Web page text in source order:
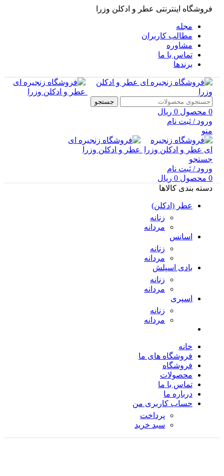
فروشگاه اینترنتی عطر و ادکلن وزرا
مجله
مطالب کاربران
مشاوره
تماس با ما
برندها
جستجو
0 محصول 0 ریال
ورود / ثبت نام
منو
جستجو
ورود / ثبت نام
0 محصول 0 ریال
دسته بندی کالاها
عطر (ادکلن)
زنانه
مردانه
اسانس
زنانه
مردانه
بادی اسپلش
زنانه
مردانه
اسپری
زنانه
مردانه
خانه
فروشگاه های ما
فروشگاه
محصولات
تماس با ما
درباره ما
حساب کاربری من
پرداخت
سبد خرید